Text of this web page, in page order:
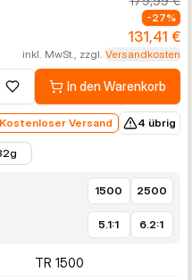
-27%
131,41 €
inkl. MwSt., zzgl. Versandkosten
Zur Wunschliste hinzufügen
In den Warenkorb
Kostenloser Versand
4 übrig
1500 2500
5.1:1 6.2:1
TR 1500